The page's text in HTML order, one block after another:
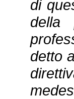
di
della
detto